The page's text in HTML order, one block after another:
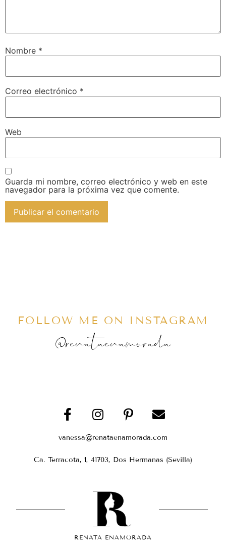
Nombre *
Correo electrónico *
Web
Guarda mi nombre, correo electrónico y web en este
navegador para la próxima vez que comente.
FOLLOW ME ON INSTAGRAM
@renataenamorada
vanessa@renataenamorada.com
Ca. Terracota, 1, 41703, Dos Hermanas (Sevilla)
RENATA ENAMORADA